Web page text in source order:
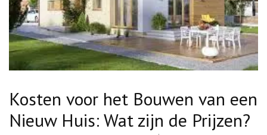
Kosten voor het Bouwen van een
Nieuw Huis: Wat zijn de Prijzen?